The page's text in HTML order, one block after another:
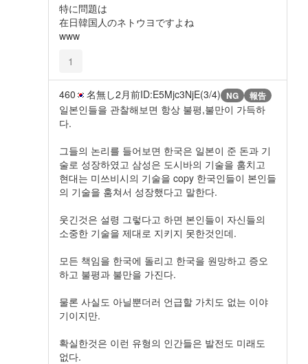
特に問題は
在日韓国人のネトウヨですよね
www
1
460 名無し2月前ID:E5Mjc3NjE(3/4) NG 報告
일본인들을 관찰해보면 항상 불평,불만이 가득하
다.
그들의 논리를 들어보면 한국은 일본이 준 돈과 기
술로 성장하였고 삼성은 도시바의 기술을 훔치고
현대는 미쓰비시의 기술을 copy 한국인들이 본인들
의 기술을 훔쳐서 성장했다고 말한다.
웃긴것은 설령 그렇다고 하면 본인들이 자신들의
소중한 기술을 제대로 지키지 못한것인데.
모든 책임을 한국에 돌리고 한국을 원망하고 증오
하고 불평과 불만을 가진다.
물론 사실도 아닐뿐더러 언급할 가치도 없는 이야
기이지만.
확실한것은 이런 유형의 인간들은 발전도 미래도
없다.